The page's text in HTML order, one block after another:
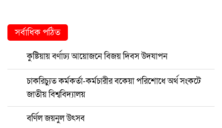
সর্বাধিক পঠিত
কুষ্টিয়ায় বর্ণাঢ্য আয়োজনে বিজয় দিবস উদযাপন
চাকরিচ্যুত কর্মকর্তা-কর্মচারীর বকেয়া পরিশোধে অর্থ সংকটে
জাতীয় বিশ্ববিদ্যালয়
বর্ণিল জয়নুল উৎসব